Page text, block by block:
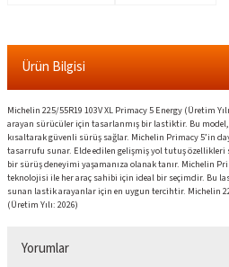
Ürün Bilgisi
Michelin 225/55R19 103V XL Primacy 5 Energy (Üretim
arayan sürücüler için tasarlanmış bir lastiktir. Bu
kısaltarak güvenli sürüş sağlar. Michelin Primacy 5’in
tasarrufu sunar. Elde edilen gelişmiş yol tutuş özellikleri
bir sürüş deneyimi yaşamanıza olanak tanır. Michelin
teknolojisi ile her araç sahibi için ideal bir seçimdir. Bu
sunan lastik arayanlar için en uygun tercihtir. Michelin
(Üretim Yılı: 2026)
Yorumlar